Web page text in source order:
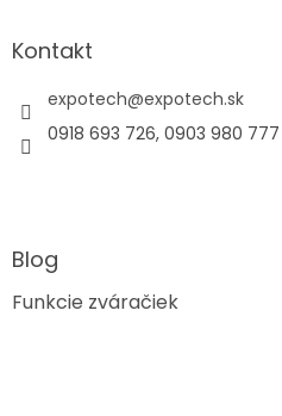
Kontakt
expotech@expotech.sk
0918 693 726, 0903 980 777
Blog
Funkcie zváračiek